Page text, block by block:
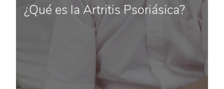
¿Qué es la Artritis Psoriásica?